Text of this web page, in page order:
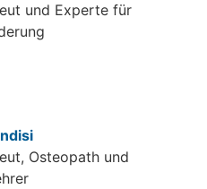
und Experte für
Osteopath und